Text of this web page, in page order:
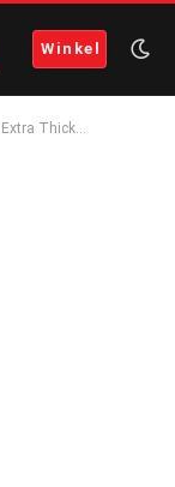
Winkel
Extra Thick…